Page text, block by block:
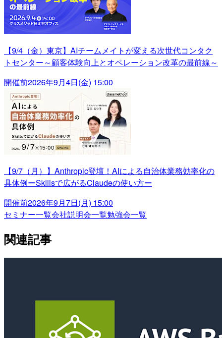
【9/4（金）東京】AIチームメイトが変える次世代コンタク
トセンター～顧客体験向上とオペレーション改革の最前線～
開催前2026年9月4日(金) 15:00
【9/7（月）】Anthropic登壇！AIによる自治体業務効率化の
具体例ーSkillsで広がるClaudeの使い方ー
開催前2026年9月7日(月) 15:00
セミナー一覧会社説明会一覧勉強会一覧
関連記事